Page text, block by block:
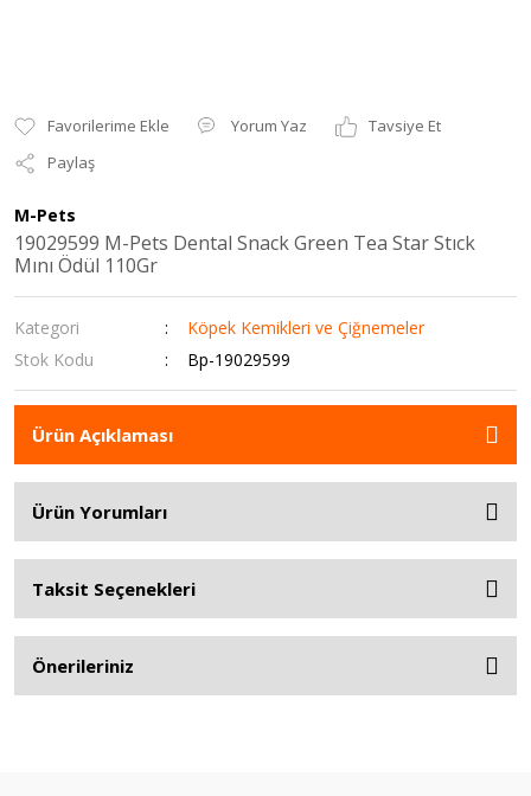
Yorum Yaz
Tavsiye Et
Paylaş
M-Pets
19029599 M-Pets Dental Snack Green Tea Star Stıck
Mını Ödül 110Gr
Kategori
Köpek Kemikleri ve Çiğnemeler
Stok Kodu
Bp-19029599
Ürün Açıklaması
Ürün Yorumları
Taksit Seçenekleri
Önerileriniz